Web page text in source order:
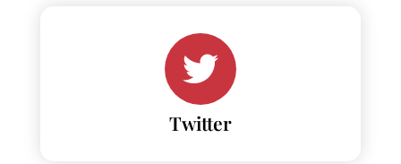
Twitter